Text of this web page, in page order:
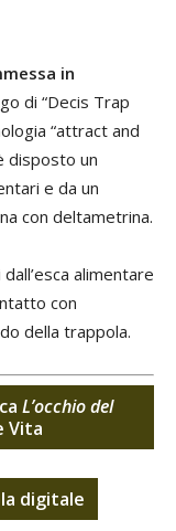
in
di “Decis Trap
“attract and
disposto un
e da un
con deltametrina.
alimentare
con
della trappola.
L’occhio del
Vita
digitale